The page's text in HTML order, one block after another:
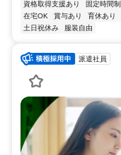
資格取得支援あり 固定時間制
在宅OK
賞与あり 育休あり
土日祝休み
服装自由
派遣社員